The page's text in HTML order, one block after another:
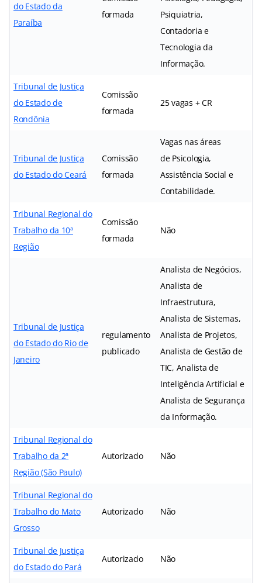
do Estado da
Paraíba
formada
Psiquiatria,
Contadoria e
Tecnologia da
Informação.
Tribunal de Justiça
do Estado de
Rondônia
Comissão
formada
25 vagas + CR
Tribunal de Justiça
do Estado do Ceará
Comissão
formada
Vagas nas áreas
de Psicologia,
Assistência Social e
Contabilidade.
Tribunal Regional do
Trabalho da 10ª
Região
Comissão
formada
Não
Tribunal de Justiça
do Estado do Rio de
Janeiro
regulamento
publicado
Analista de Negócios,
Analista de
Infraestrutura,
Analista de Sistemas,
Analista de Projetos,
Analista de Gestão de
TIC, Analista de
Inteligência Artificial e
Analista de Segurança
da Informação.
Tribunal Regional do
Trabalho da 2ª
Região (São Paulo)
Autorizado Não
Tribunal Regional do
Trabalho do Mato
Grosso
Autorizado Não
Tribunal de Justiça
do Estado do Pará
Autorizado Não